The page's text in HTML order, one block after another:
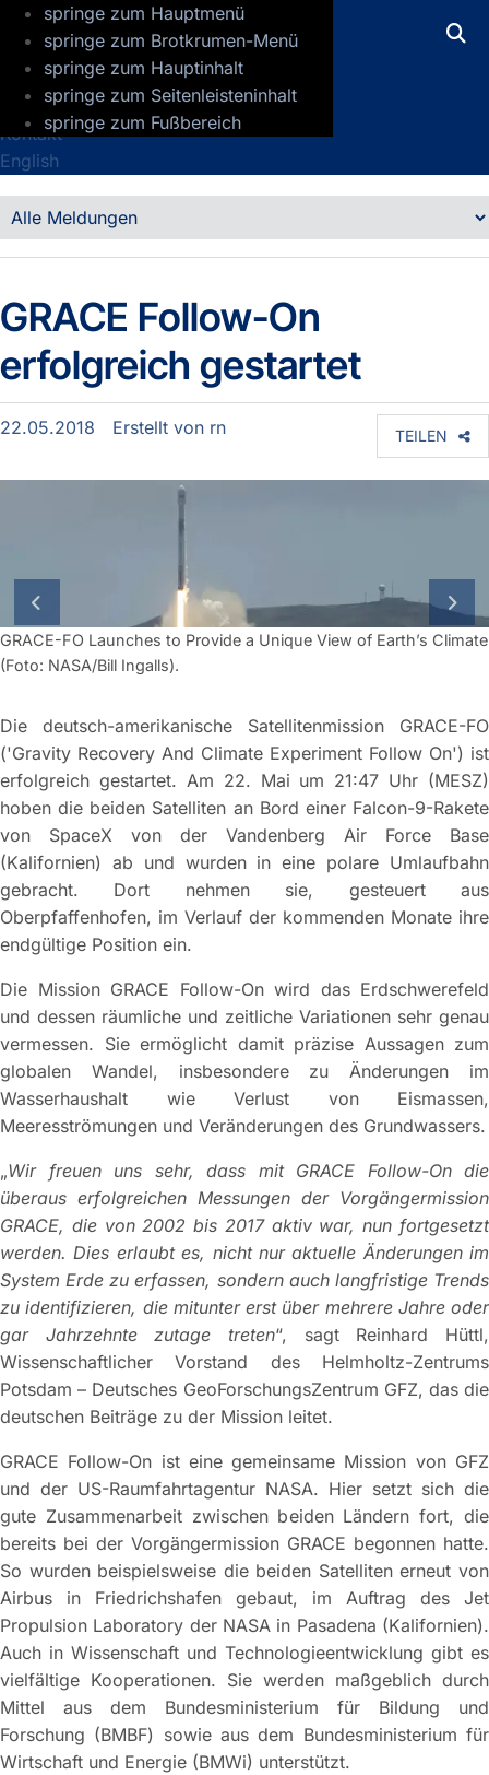
springe zum Hauptmenü
springe zum Brotkrumen-Menü
springe zum Hauptinhalt
springe zum Seitenleisteninhalt
springe zum Fußbereich
GFZ Helmholtz-Zentrum für
Presse
Jobs
Kontakt
English
Detailansicht
GRACE Follow-On
erfolgreich gestartet
22.05.2018 Erstellt von rn TEILEN
GRACE-FO Launches to Provide a Unique View of Earth’s Climate
(Foto: NASA/Bill Ingalls).
vorherige Folie
Die deutsch-amerikanische Satellitenmission GRACE-FO
('Gravity Recovery And Climate Experiment Follow On') ist
erfolgreich gestartet. Am 22. Mai um 21:47 Uhr (MESZ)
hoben die beiden Satelliten an Bord einer Falcon-9-Rakete
von SpaceX von der Vandenberg Air Force Base
(Kalifornien) ab und wurden in eine polare Umlaufbahn
gebracht. Dort nehmen sie, gesteuert aus
Oberpfaffenhofen, im Verlauf der kommenden Monate ihre
endgültige Position ein.
Die Mission GRACE Follow-On wird das Erdschwerefeld
und dessen räumliche und zeitliche Variationen sehr genau
vermessen. Sie ermöglicht damit präzise Aussagen zum
globalen Wandel, insbesondere zu Änderungen im
Wasserhaushalt wie Verlust von Eismassen,
Meeresströmungen und Veränderungen des Grundwassers.
„Wir freuen uns sehr, dass mit GRACE Follow-On die
überaus erfolgreichen Messungen der Vorgängermission
GRACE, die von 2002 bis 2017 aktiv war, nun fortgesetzt
werden. Dies erlaubt es, nicht nur aktuelle Änderungen im
System Erde zu erfassen, sondern auch langfristige Trends
zu identifizieren, die mitunter erst über mehrere Jahre oder
gar Jahrzehnte zutage treten“, sagt Reinhard Hüttl,
Wissenschaftlicher Vorstand des Helmholtz-Zentrums
Potsdam – Deutsches GeoForschungsZentrum GFZ, das die
deutschen Beiträge zu der Mission leitet.
GRACE Follow-On ist eine gemeinsame Mission von GFZ
und der US-Raumfahrtagentur NASA. Hier setzt sich die
gute Zusammenarbeit zwischen beiden Ländern fort, die
bereits bei der Vorgängermission GRACE begonnen hatte.
So wurden beispielsweise die beiden Satelliten erneut von
Airbus in Friedrichshafen gebaut, im Auftrag des Jet
Propulsion Laboratory der NASA in Pasadena (Kalifornien).
Auch in Wissenschaft und Technologieentwicklung gibt es
vielfältige Kooperationen. Sie werden maßgeblich durch
Mittel aus dem Bundesministerium für Bildung und
Forschung (BMBF) sowie aus dem Bundesministerium für
Wirtschaft und Energie (BMWi) unterstützt.